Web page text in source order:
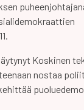
Koskinen
nostaa